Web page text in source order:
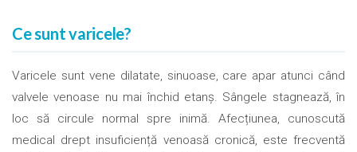
Ce sunt varicele?
Varicele sunt vene dilatate, sinuoase, care apar atunci când
valvele venoase nu mai închid etanș. Sângele stagnează, în
loc să circule normal spre inimă. Afecțiunea, cunoscută
medical drept insuficiență venoasă cronică, este frecventă